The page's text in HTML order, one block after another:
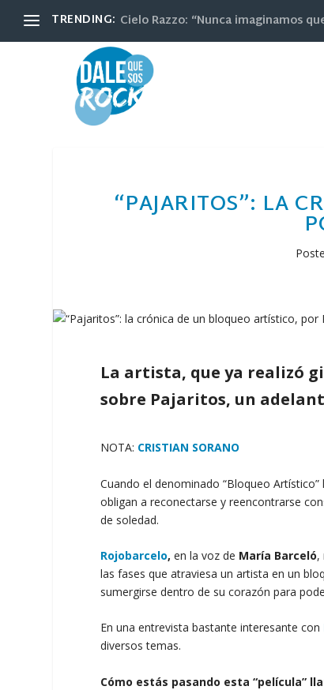
TRENDING: Cielo Razzo: “Nunca imaginamos
“PAJARITOS”: LA
La artista, que ya realizó
sobre Pajaritos, un
NOTA: CRISTIAN SORANO
Cuando el denominado “Bloqueo
obligan a reconectarse y reencontrarse
de soledad.
Rojobarcelo, en la voz de María Barceló,
las fases que atraviesa un artista en un
sumergirse dentro de su corazón para
En una entrevista bastante interesante con
diversos temas.
Cómo estás pasando esta “película”